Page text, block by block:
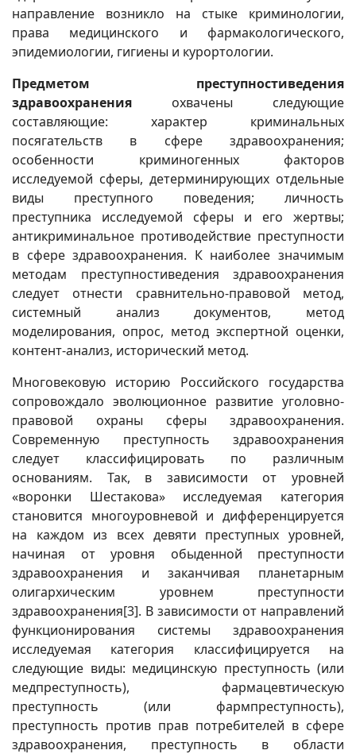
направление возникло на стыке криминологии,
права медицинского и фармакологического,
эпидемиологии, гигиены и курортологии.
Предметом преступностиведения
здравоохранения охвачены следующие
составляющие: характер криминальных
посягательств в сфере здравоохранения;
особенности криминогенных факторов
исследуемой сферы, детерминирующих отдельные
виды преступного поведения; личность
преступника исследуемой сферы и его жертвы;
антикриминальное противодействие преступности
в сфере здравоохранения. К наиболее значимым
методам преступностиведения здравоохранения
следует отнести сравнительно-правовой метод,
системный анализ документов, метод
моделирования, опрос, метод экспертной оценки,
контент-анализ, исторический метод.
Многовековую историю Российского государства
сопровождало эволюционное развитие уголовно-
правовой охраны сферы здравоохранения.
Современную преступность здравоохранения
следует классифицировать по различным
основаниям. Так, в зависимости от уровней
«воронки Шестакова» исследуемая категория
становится многоуровневой и дифференцируется
на каждом из всех девяти преступных уровней,
начиная от уровня обыденной преступности
здравоохранения и заканчивая планетарным
олигархическим уровнем преступности
здравоохранения[3]. В зависимости от направлений
функционирования системы здравоохранения
исследуемая категория классифицируется на
следующие виды: медицинскую преступность (или
медпреступность), фармацевтическую
преступность (или фармпреступность),
преступность против прав потребителей в сфере
здравоохранения, преступность в области